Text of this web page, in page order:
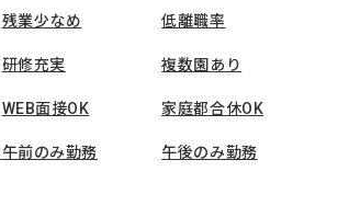
残業少なめ 低離職率
研修充実 複数園あり
WEB面接OK 家庭都合休OK
午前のみ勤務 午後のみ勤務